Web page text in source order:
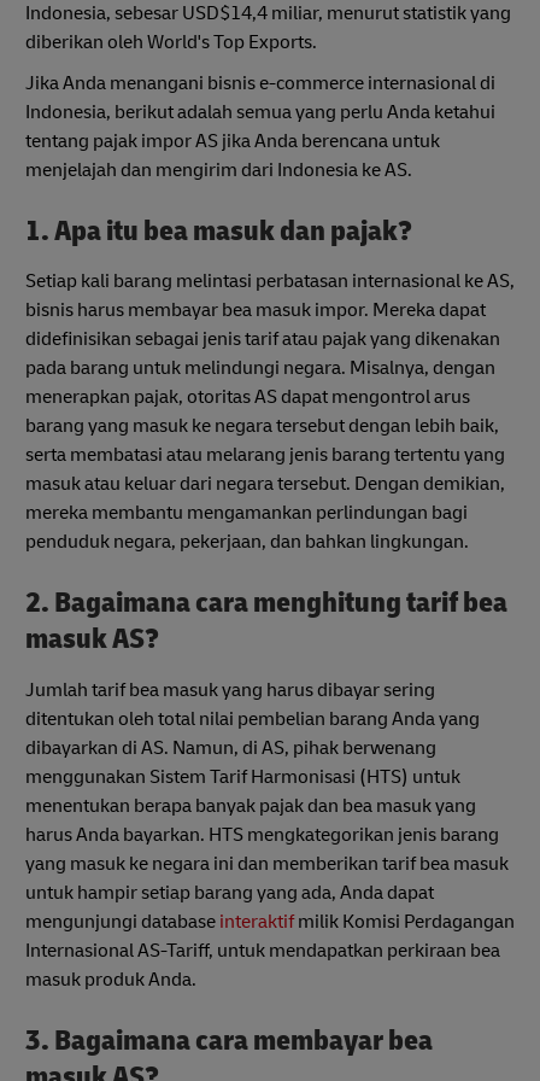
Indonesia, sebesar USD$14,4 miliar, menurut statistik yang
diberikan oleh World's Top Exports.
Jika Anda menangani bisnis e-commerce internasional di
Indonesia, berikut adalah semua yang perlu Anda ketahui
tentang pajak impor AS jika Anda berencana untuk
menjelajah dan mengirim dari Indonesia ke AS.
1. Apa itu bea masuk dan pajak?
Setiap kali barang melintasi perbatasan internasional ke AS,
bisnis harus membayar bea masuk impor. Mereka dapat
didefinisikan sebagai jenis tarif atau pajak yang dikenakan
pada barang untuk melindungi negara. Misalnya, dengan
menerapkan pajak, otoritas AS dapat mengontrol arus
barang yang masuk ke negara tersebut dengan lebih baik,
serta membatasi atau melarang jenis barang tertentu yang
masuk atau keluar dari negara tersebut. Dengan demikian,
mereka membantu mengamankan perlindungan bagi
penduduk negara, pekerjaan, dan bahkan lingkungan.
2. Bagaimana cara menghitung tarif bea
masuk AS?
Jumlah tarif bea masuk yang harus dibayar sering
ditentukan oleh total nilai pembelian barang Anda yang
dibayarkan di AS. Namun, di AS, pihak berwenang
menggunakan Sistem Tarif Harmonisasi (HTS) untuk
menentukan berapa banyak pajak dan bea masuk yang
harus Anda bayarkan. HTS mengkategorikan jenis barang
yang masuk ke negara ini dan memberikan tarif bea masuk
untuk hampir setiap barang yang ada, Anda dapat
mengunjungi database interaktifmilik Komisi Perdagangan
Internasional AS-Tariff, untuk mendapatkan perkiraan bea
masuk produk Anda.
3. Bagaimana cara membayar bea